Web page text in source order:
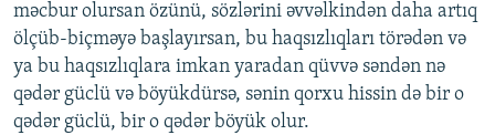
məcbur olursan özünü, sözlərini əvvəlkindən daha artıq
ölçüb-biçməyə başlayırsan, bu haqsızlıqları törədən və
ya bu haqsızlıqlara imkan yaradan qüvvə səndən nə
qədər güclü və böyükdürsə, sənin qorxu hissin də bir o
qədər güclü, bir o qədər böyük olur.